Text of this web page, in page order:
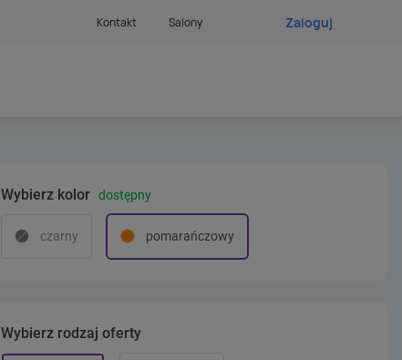
Kontakt Salony Zaloguj
Wybierz kolor dostępny
czarny pomarańczowy
Wybierz rodzaj oferty